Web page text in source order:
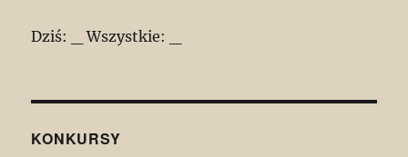
Dziś: Wszystkie:
KONKURSY